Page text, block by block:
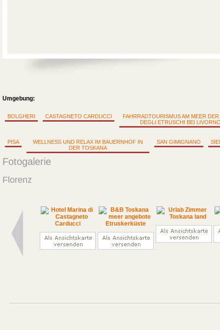
Umgebung:
BOLGHERI CASTAGNETO CARDUCCI
FAHRRADTOURISMUS AM MEER
DEGLI ETRUSCHI BEI
PISA
WELLNESS UND RELAX IM BAUERNHOF IN
DER TOSKANA
SAN GIMIGNANO
Fotogalerie
Florenz